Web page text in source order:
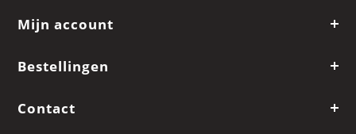
Mijn account
Bestellingen
Contact